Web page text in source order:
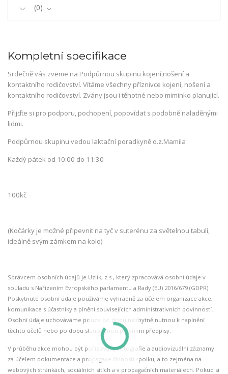
0
Kompletní specifikace
Srdečně vás zveme na Podpůrnou skupinu kojení,nošení a
kontaktního rodičovství. Vítáme všechny příznivce kojení, nošení a
kontaktního rodičovství. Zvány jsou i těhotné nebo miminko planující.
Přijďte si pro podporu, pochopení, popovídat s podobně naladěnými
lidmi.
Podpůrnou skupinu vedou laktační poradkyně o.z.Mamila
Každý pátek od 10:00 do 11:30
100kč
(Kočárky je možné připevnit na tyč v suterénu za světelnou tabulí,
ideálně svým zámkem na kolo)
Správcem osobních údajů je Uzlík, z.s., který zpracovává osobní údaje v
souladu s Nařízením Evropského parlamentu a Rady (EU) 2016/679 (GDPR).
Poskytnuté osobní údaje používáme výhradně za účelem organizace akce,
komunikace s účastníky a plnění souvisejících administrativních povinností.
Osobní údaje uchováváme pouze po dobu nezbytně nutnou k naplnění
těchto účelů nebo po dobu stanovenou právními předpisy.
V průběhu akce mohou být pořizovány fotografie a audiovizuální záznamy
za účelem dokumentace a propagace činnosti spolku, a to zejména na
webových stránkách, sociálních sítích a v propagačních materiálech. Pokud si